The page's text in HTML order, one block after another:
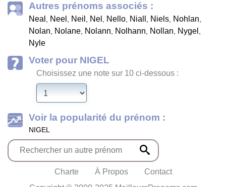
Autres prénoms associés :
Neal , Neel , Neil , Nel , Nello, Niall , Niels, Nohlan,
Nolan, Nolane, Nolann, Nolhann, Nollan, Nygel ,
Nyle
Voter pour NIGEL
Choisissez une note sur 10 ci-dessous :
Voir la popularité du prénom :
NIGEL
Charte À Propos
Contact